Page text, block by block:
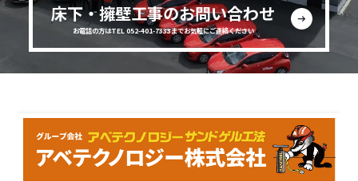
床下・擁壁工事のお問い合わせ
お電話の方はTEL 052-401-7333までお気軽にご連絡ください